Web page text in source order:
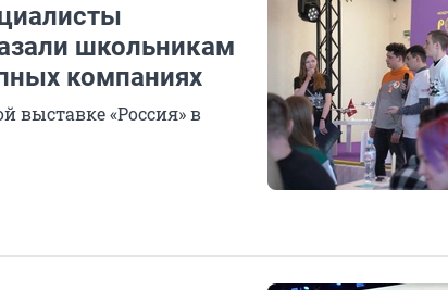
школьникам
компаниях
выставке «Россия» в